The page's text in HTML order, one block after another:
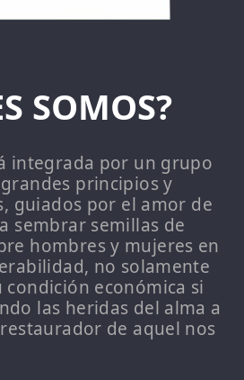
SOMOS?
integrada por un grupo
principios y
guiados por el amor de
sembrar semillas de
hombres y mujeres en
no solamente
económica si
las heridas del alma a
de aquel nos